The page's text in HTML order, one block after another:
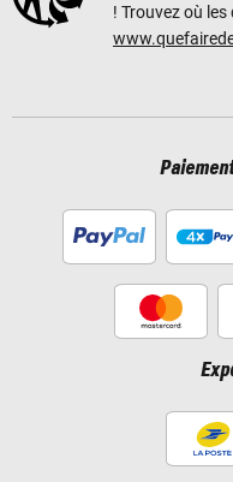
! Trouvez où